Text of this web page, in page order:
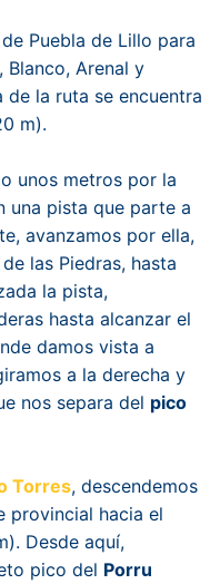
Puebla de Lillo para
Blanco, Arenal y
la ruta se encuentra
m).
unos metros por la
una pista que parte a
avanzamos por ella,
las Piedras, hasta
la pista,
hasta alcanzar el
damos vista a
a la derecha y
nos separa del pico
Torres, descendemos
provincial hacia el
Desde aquí,
pico del Porru